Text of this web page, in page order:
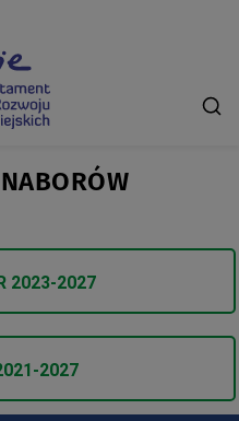
2023-2027
2027